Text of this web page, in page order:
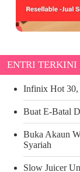
ENTRI TERKINI
Infinix Hot 30,
Buat E-Batal
Buka Akaun
Syariah
Slow Juicer